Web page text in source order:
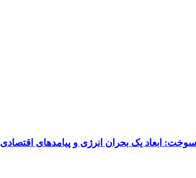
ابعاد یک بحران انرژی و پیامدهای اقتصادی